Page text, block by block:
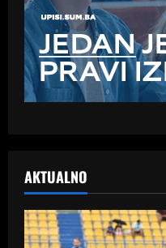
AKTUALNO